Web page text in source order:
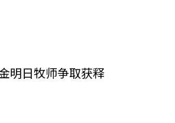
明日牧师争取获释